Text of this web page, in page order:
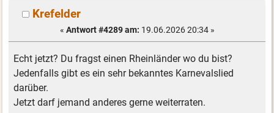
Krefelder
« Antwort #4289 am: 19.06.2026 20:34 »
Echt jetzt? Du fragst einen Rheinländer wo du bist?
Jedenfalls gibt es ein sehr bekanntes Karnevalslied
darüber.
Jetzt darf jemand anderes gerne weiterraten.